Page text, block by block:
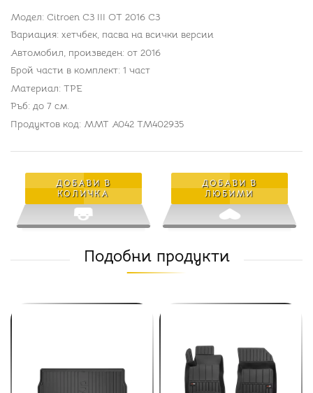
Модел: Citroen C3 III ОТ 2016 C3
Вариация: хетчбек, пасва на всички версии
Автомобил, произведен: от 2016
Брой части в комплект: 1 част
Материал: TPE
Ръб: до 7 см.
Продуктов код: MMT A042 TM402935
ДОБАВИ В
КОЛИЧКА
ДОБАВИ В
ЛЮБИМИ
Подобни продукти